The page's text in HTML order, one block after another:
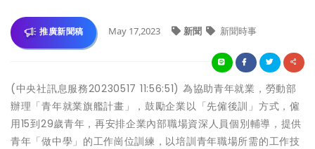
推廣新聞稿 May 17,2023 新聞 新聞時事
(中央社訊息服務20230517 11:56:51) 為協助青年就業，勞動部
辦理「青年就業旗艦計畫」，鼓勵企業以「先僱後訓」方式，僱
用15到29歲青年，再安排企業內部職場資深人員個別輔導，提供
青年「做中學」的工作崗位訓練，以培訓青年職場所需的工作技